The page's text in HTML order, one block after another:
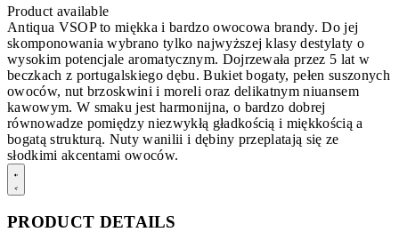
Product available
Antiqua VSOP to miękka i bardzo owocowa brandy. Do jej
skomponowania wybrano tylko najwyższej klasy destylaty o
wysokim potencjale aromatycznym. Dojrzewała przez 5 lat w
beczkach z portugalskiego dębu. Bukiet bogaty, pełen suszonych
owoców, nut brzoskwini i moreli oraz delikatnym niuansem
kawowym. W smaku jest harmonijna, o bardzo dobrej
równowadze pomiędzy niezwykłą gładkością i miękkością a
bogatą strukturą. Nuty wanilii i dębiny przeplatają się ze
słodkimi akcentami owoców.
PRODUCT DETAILS